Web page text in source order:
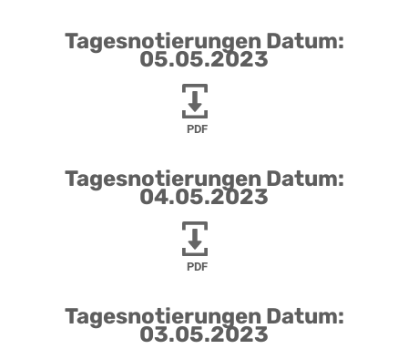
Tagesnotierungen Datum:
05.05.2023
PDF
Tagesnotierungen Datum:
04.05.2023
PDF
Tagesnotierungen Datum:
03.05.2023